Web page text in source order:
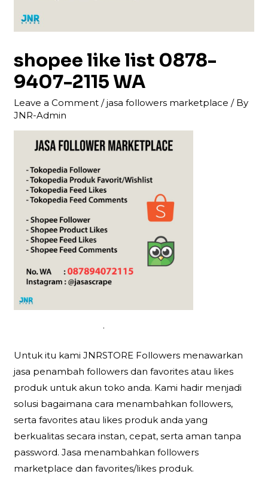
shopee like list 0878-
9407-2115 WA
Leave a Comment /jasa followers marketplace / By
JNR-Admin
.
Untuk itu kami JNRSTORE Followers menawarkan
jasa penambah followers dan favorites atau likes
produk untuk akun toko anda. Kami hadir menjadi
solusi bagaimana cara menambahkan followers,
serta favorites atau likes produk anda yang
berkualitas secara instan, cepat, serta aman tanpa
password. Jasa menambahkan followers
marketplace dan favorites/likes produk.